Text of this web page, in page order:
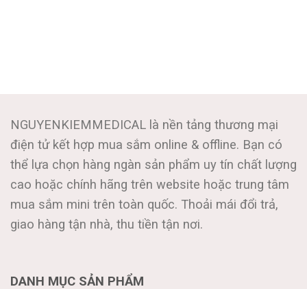
NGUYENKIEMMEDICAL là nền tảng thương mại
điện tử kết hợp mua sắm online & offline. Bạn có
thể lựa chọn hàng ngàn sản phẩm uy tín chất lượng
cao hoặc chính hãng trên website hoặc trung tâm
mua sắm mini trên toàn quốc. Thoải mái đổi trả,
giao hàng tận nhà, thu tiền tận nơi.
DANH MỤC SẢN PHẨM